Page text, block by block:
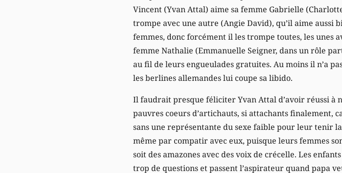
Vincent (Yvan Attal) aime sa femme Gabrielle
trompe avec une autre (Angie David), qu’il aime aussi
femmes, donc forcément il les trompe toutes, les unes
femme Nathalie (Emmanuelle Seigner, dans un rôle
au fil de leurs engueulades gratuites. Au moins il n’a
les berlines allemandes lui coupe sa libido.
Il faudrait presque féliciter Yvan Attal d’avoir réussi à
pauvres coeurs d’artichauts, si attachants finalement,
sans une représentante du sexe faible pour leur tenir
même par compatir avec eux, puisque leurs femmes
soit des amazones avec des voix de crécelle. Les
trop de questions et passent l’aspirateur quand papa